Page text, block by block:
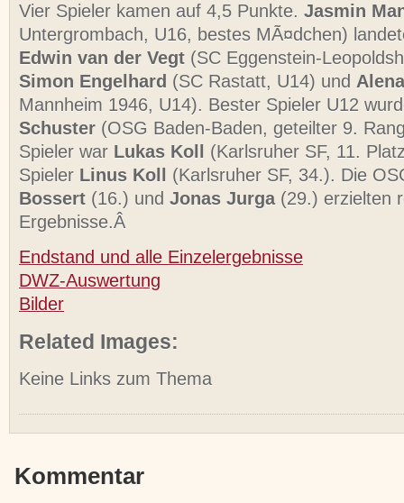
Vier Spieler kamen auf 4,5 Punkte. Jasmin
Untergrombach, U16, bestes MÃ¤dchen)
Edwin van der Vegt (SC Eggenstein-
Simon Engelhard (SC Rastatt, U14) und
Mannheim 1946, U14). Bester Spieler U12
Schuster (OSG Baden-Baden, geteilter 9.
Spieler war Lukas Koll
(Karlsruher SF, 11.
Spieler Linus Koll
(Karlsruher SF, 34.). Die
Bossert (16.) und Jonas Jurga(29.) erzielten
Ergebnisse.Â
Endstand und alle Einzelergebnisse
DWZ-Auswertung
Bilder
Related Images:
Keine Links zum Thema
Kommentar